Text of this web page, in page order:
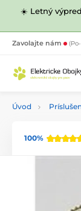
☀️ Letný
Zavolajte nám
Úvod
100%